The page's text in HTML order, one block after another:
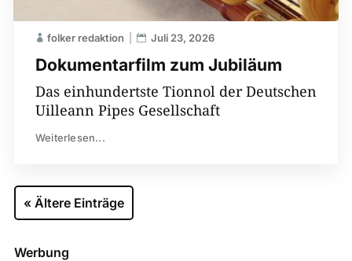
Dokumentarfilm zum Jubiläum
folker redaktion Juli 23, 2026
Das einhundertste Tionnol der Deutschen
Uilleann Pipes Gesellschaft
Weiterlesen...
« Ältere Einträge
Werbung